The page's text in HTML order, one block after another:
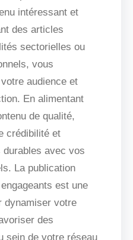
intéressant et
des articles
sectorielles ou
vous
audience et
En alimentant
de qualité,
crédibilité et
avec vos
La publication
est une
dynamiser votre
des
sein de votre réseau